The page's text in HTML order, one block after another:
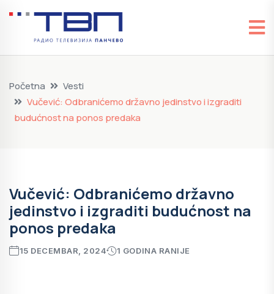
Početna
Vesti
Vučević: Odbranićemo državno jedinstvo i izgraditi
budućnost na ponos predaka
Vučević: Odbranićemo državno
jedinstvo i izgraditi budućnost na
ponos predaka
15 DECEMBAR, 2024 1 GODINA RANIJE